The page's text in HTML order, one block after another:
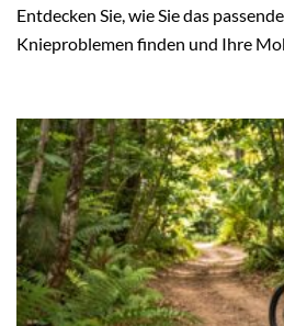
Entdecken Sie, wie Sie das
Knieproblemen finden und Ihre